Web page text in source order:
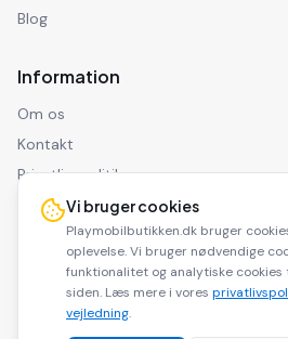
Blog
Information
Om os
Kontakt
Privatlivspolitik
Ansvarsfraskrivelse
Playmobilbutikken.dk. Alle
Playmobilbutikken.dk er en affiliate side
Vi bruger cookies
Playmobilbutikken.dk bruger
oplevelse. Vi bruger nødvendige
funktionalitet og analytiske
siden. Læs mere i vores
vejledning.